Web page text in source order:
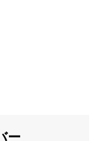
ー